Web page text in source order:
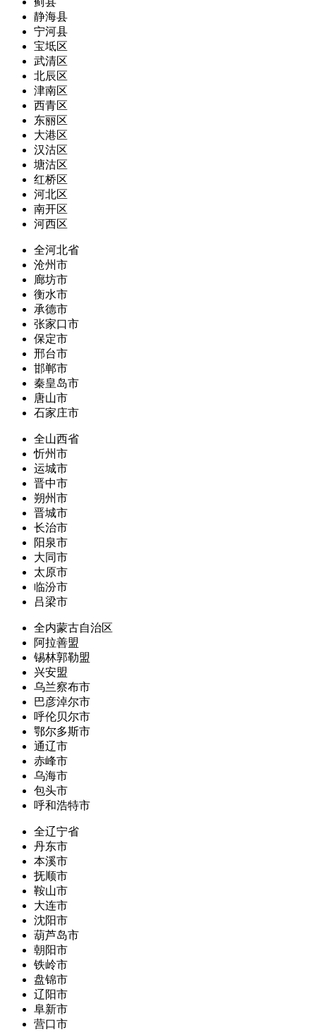
静海县
宁河县
宝坻区
武清区
北辰区
津南区
西青区
东丽区
大港区
汉沽区
塘沽区
红桥区
河北区
南开区
河西区
全河北省
沧州市
廊坊市
衡水市
承德市
张家口市
保定市
邢台市
邯郸市
秦皇岛市
唐山市
石家庄市
全山西省
忻州市
运城市
晋中市
朔州市
晋城市
长治市
阳泉市
大同市
太原市
临汾市
吕梁市
全内蒙古自治区
阿拉善盟
锡林郭勒盟
兴安盟
乌兰察布市
巴彦淖尔市
呼伦贝尔市
鄂尔多斯市
通辽市
赤峰市
乌海市
包头市
呼和浩特市
全辽宁省
丹东市
本溪市
抚顺市
鞍山市
大连市
沈阳市
葫芦岛市
朝阳市
铁岭市
盘锦市
辽阳市
阜新市
营口市